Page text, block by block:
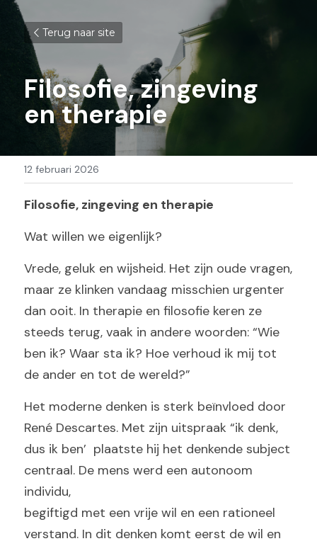
Terug naar site
Filosofie, zingeving
en therapie
12 februari 2026
Filosofie, zingeving en therapie
Wat willen we eigenlijk?
Vrede, geluk en wijsheid. Het zijn oude vragen,
maar ze klinken vandaag misschien urgenter
dan ooit. In therapie en filosofie keren ze
steeds terug, vaak in andere woorden: “Wie
ben ik? Waar sta ik? Hoe verhoud ik mij tot
de ander en tot de wereld?”
Het moderne denken is sterk beïnvloed door
René Descartes. Met zijn uitspraak “ik denk,
dus ik ben’  plaatste hij het denkende subject
centraal. De mens werd een autonoom
individu,
begiftigd met een vrije wil en een rationeel
verstand. In dit denken komt eerst de wil en